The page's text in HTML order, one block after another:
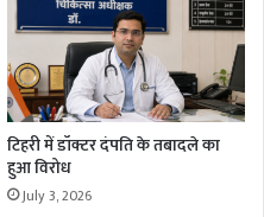
टिहरी में डॉक्टर दंपति के तबादले का
हुआ विरोध
July 3, 2026